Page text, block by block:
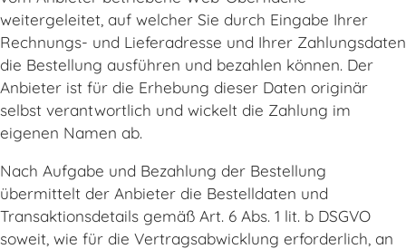
weitergeleitet, auf welcher Sie durch Eingabe Ihrer
Rechnungs- und Lieferadresse und Ihrer Zahlungsdaten
die Bestellung ausführen und bezahlen können. Der
Anbieter ist für die Erhebung dieser Daten originär
selbst verantwortlich und wickelt die Zahlung im
eigenen Namen ab.
Nach Aufgabe und Bezahlung der Bestellung
übermittelt der Anbieter die Bestelldaten und
Transaktionsdetails gemäß Art. 6 Abs. 1 lit. b DSGVO
soweit, wie für die Vertragsabwicklung erforderlich, an